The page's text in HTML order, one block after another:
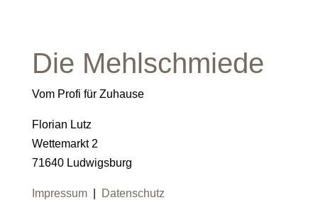
Die Mehlschmiede
Vom Profi für Zuhause
Florian Lutz
Wettemarkt 2
71640 Ludwigsburg
Impressum| Datenschutz